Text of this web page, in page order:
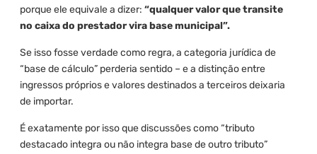
porque ele equivale a dizer: “qualquer valor que transite
no caixa do prestador vira base municipal”.
Se isso fosse verdade como regra, a categoria jurídica de
“base de cálculo” perderia sentido – e a distinção entre
ingressos próprios e valores destinados a terceiros deixaria
de importar.
É exatamente por isso que discussões como “tributo
destacado integra ou não integra base de outro tributo”